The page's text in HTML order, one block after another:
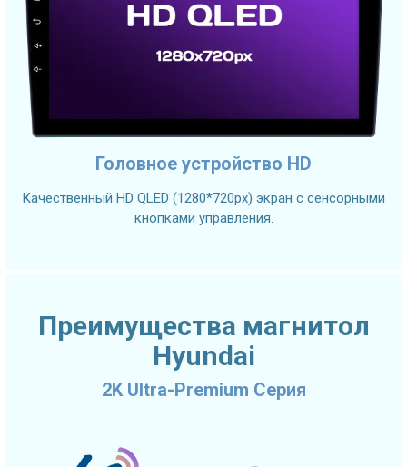
Головное устройство HD
Качественный HD QLED (1280*720px) экран с сенсорными
кнопками управления.
Преимущества магнитол
Hyundai
2K Ultra-Premium Серия